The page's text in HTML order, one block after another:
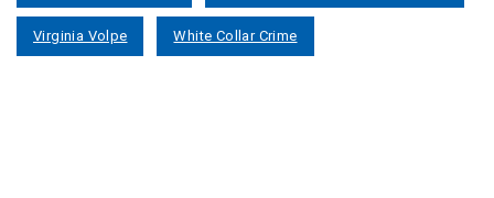
Virginia Volpe White Collar Crime